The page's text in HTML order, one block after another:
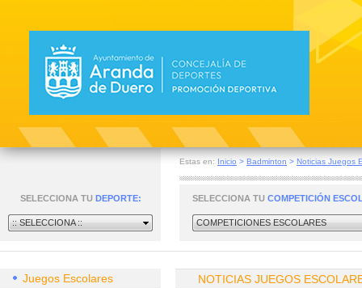
Estas en: Inicio > Badminton > Noticias Juegos
SELECCIONA TU DEPORTE:
:: SELECCIONA ::
SELECCIONA TU COMPETICIÓN
COMPETICIONES ESCOLARES
Juegos Escolares NOTICIAS JUEGOS